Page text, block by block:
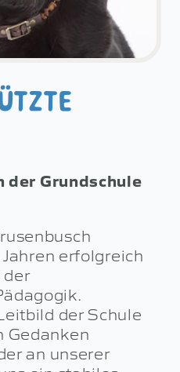
der Grundschule
erfolgreich
der
der Schule
Gedanken
an unserer